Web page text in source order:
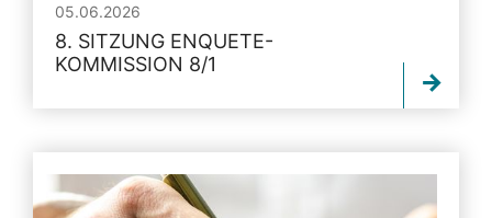
05.06.2026
8. SITZUNG ENQUETE-
KOMMISSION 8/1